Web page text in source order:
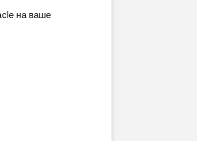
на ваше